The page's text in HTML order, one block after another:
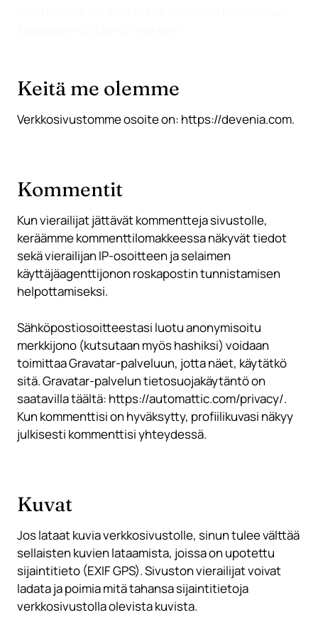
Keitä me olemme
Verkkosivustomme osoite on: https://devenia.com.
Kommentit
Kun vierailijat jättävät kommentteja sivustolle,
keräämme kommenttilomakkeessa näkyvät tiedot
sekä vierailijan IP-osoitteen ja selaimen
käyttäjäagenttijonon roskapostin tunnistamisen
helpottamiseksi.
Sähköpostiosoitteestasi luotu anonymisoitu
merkkijono (kutsutaan myös hashiksi) voidaan
toimittaa Gravatar-palveluun, jotta näet, käytätkö
sitä. Gravatar-palvelun tietosuojakäytäntö on
saatavilla täältä: https://automattic.com/privacy/.
Kun kommenttisi on hyväksytty, profiilikuvasi näkyy
julkisesti kommenttisi yhteydessä.
Kuvat
Jos lataat kuvia verkkosivustolle, sinun tulee välttää
sellaisten kuvien lataamista, joissa on upotettu
sijaintitieto (EXIF GPS). Sivuston vierailijat voivat
ladata ja poimia mitä tahansa sijaintitietoja
verkkosivustolla olevista kuvista.